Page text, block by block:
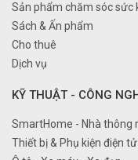
Sản phẩm chăm sóc sức
Sách & Ấn phẩm
Cho thuê
Dịch vụ
KỸ THUẬT - CÔNG
SmartHome - Nhà thông
Thiết bị & Phụ kiện điện tử